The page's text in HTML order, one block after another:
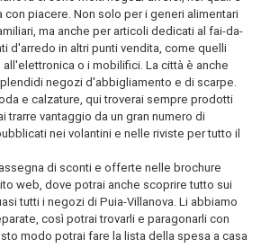
piacere. Non solo per i generi alimentari
ma anche per articoli dedicati al fai-da-
d'arredo in altri punti vendita, come quelli
o i mobilifici. La città è anche
negozi d'abbigliamento e di scarpe.
e calzature, qui troverai sempre prodotti
trarre vantaggio da un gran numero di
nei volantini e nelle riviste per tutto il
di sconti e offerte nelle brochure
web, dove potrai anche scoprire tutto sui
tutti i negozi di Puia-Villanova. Li abbiamo
così potrai trovarli e paragonarli con
modo potrai fare la lista della spesa a casa